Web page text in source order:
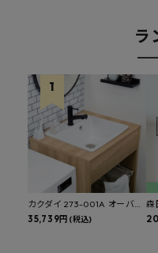
ラ
カクダイ 273-001A オーバー
カウンタースロップシンク 選
35,739円 (税込)
森
け